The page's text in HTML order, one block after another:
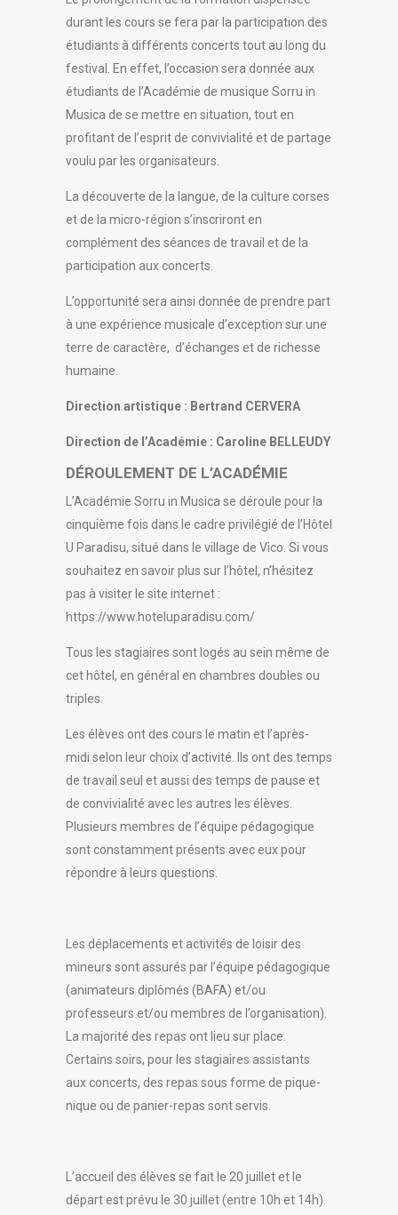
durant les cours se fera par la participation des
étudiants à différents concerts tout au long du
festival. En effet, l’occasion sera donnée aux
étudiants de l’Académie de musique Sorru in
Musica de se mettre en situation, tout en
profitant de l’esprit de convivialité et de partage
voulu par les organisateurs.
La découverte de la langue, de la culture corses
et de la micro-région s’inscriront en
complément des séances de travail et de la
participation aux concerts.
L’opportunité sera ainsi donnée de prendre part
à une expérience musicale d’exception sur une
terre de caractère, d’échanges et de richesse
humaine.
Direction artistique : Bertrand CERVERA
Direction de l’Académie : Caroline BELLEUDY
DÉROULEMENT DE L’ACADÉMIE
L’Académie Sorru in Musica se déroule pour la
cinquième fois dans le cadre privilégié de l’Hôtel
U Paradisu, situé dans le village de Vico. Si vous
souhaitez en savoir plus sur l’hôtel, n’hésitez
pas à visiter le site internet :
https://www.hoteluparadisu.com/
Tous les stagiaires sont logés au sein même de
cet hôtel, en général en chambres doubles ou
triples.
Les élèves ont des cours le matin et l’après-
midi selon leur choix d’activité. Ils ont des temps
de travail seul et aussi des temps de pause et
de convivialité avec les autres les élèves.
Plusieurs membres de l’équipe pédagogique
sont constamment présents avec eux pour
répondre à leurs questions.
Les déplacements et activités de loisir des
mineurs sont assurés par l’équipe pédagogique
(animateurs diplômés (BAFA) et/ou
professeurs et/ou membres de l’organisation).
La majorité des repas ont lieu sur place.
Certains soirs, pour les stagiaires assistants
aux concerts, des repas sous forme de pique-
nique ou de panier-repas sont servis.
L’accueil des élèves se fait le 20 juillet et le
départ est prévu le 30 juillet (entre 10h et 14h).